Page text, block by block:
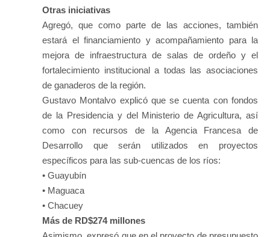
Otras iniciativas
Agregó, que como parte de las acciones, también
estará el financiamiento y acompañamiento para la
mejora de infraestructura de salas de ordeño y el
fortalecimiento institucional a todas las asociaciones
de ganaderos de la región.
Gustavo Montalvo explicó que se cuenta con fondos
de la Presidencia y del Ministerio de Agricultura, así
como con recursos de la Agencia Francesa de
Desarrollo que serán utilizados en proyectos
específicos para las sub-cuencas de los ríos:
• Guayubín
• Maguaca
• Chacuey
Más de RD$274 millones